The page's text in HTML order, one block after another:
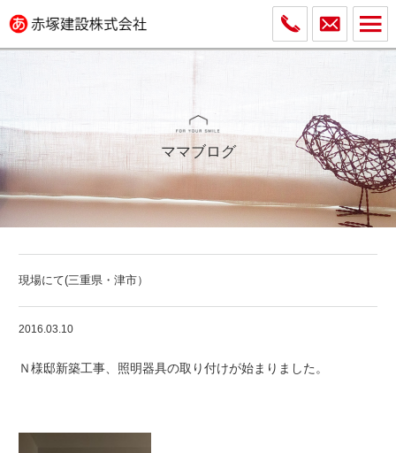
ママブログ
現場にて(三重県・津市）
2016.03.10
Ｎ様邸新築工事、照明器具の取り付けが始まりました。